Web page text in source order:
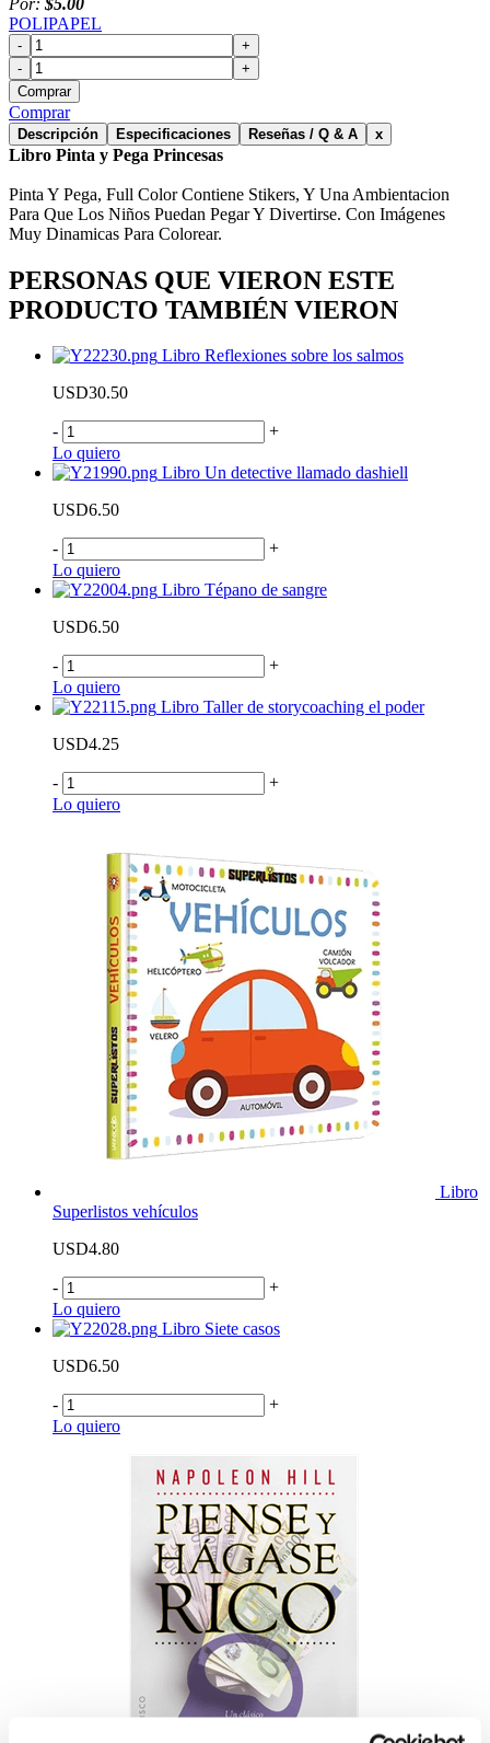
POLIPAPEL
-
+
-
+
Comprar
Comprar
Descripción Especificaciones Reseñas / Q & A x
Libro Pinta y Pega Princesas
Pinta Y Pega, Full Color Contiene Stikers, Y Una Ambientacion
Para Que Los Niños Puedan Pegar Y Divertirse. Con Imágenes
Muy Dinamicas Para Colorear.
PERSONAS QUE VIERON ESTE
PRODUCTO TAMBIÉN VIERON
Libro Reflexiones sobre los salmos
USD30.50
-
+
Lo quiero
Libro Un detective llamado dashiell
USD6.50
-
+
Lo quiero
Libro Tépano de sangre
USD6.50
-
+
Lo quiero
Libro Taller de storycoaching el poder
USD4.25
-
+
Lo quiero
Libro
Superlistos vehículos
USD4.80
-
+
Lo quiero
Libro Siete casos
USD6.50
-
+
Lo quiero